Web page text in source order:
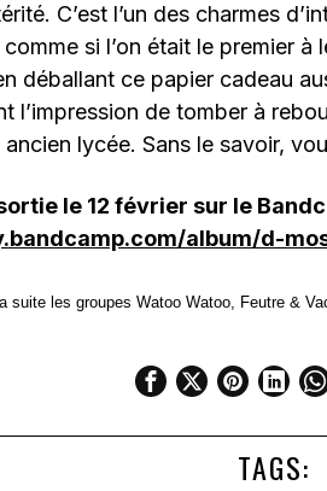
C’est l’un des charmes
si l’on était le premier à
déballant ce papier cadeau
l’impression de tomber à
lycée. Sans le savoir,
le 12 février sur le
album/d-
suite les groupes Watoo Watoo, Feutre &
TAGS: